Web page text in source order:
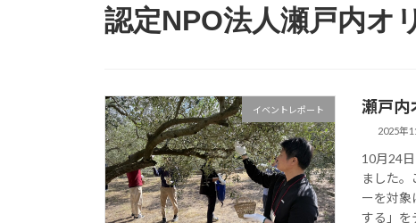
認定NPO法人瀬戸内オ
イベントレポート 瀬戸内
2025年
10月24
ました
ーを対象
する」を